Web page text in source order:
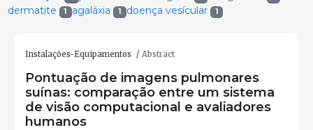
dermatite 1 agaláxia 1 doença vesícular 1
Instalações-Equipamentos Abstract
Pontuação de imagens pulmonares
suínas: comparação entre um sistema
de visão computacional e avaliadores
humanos